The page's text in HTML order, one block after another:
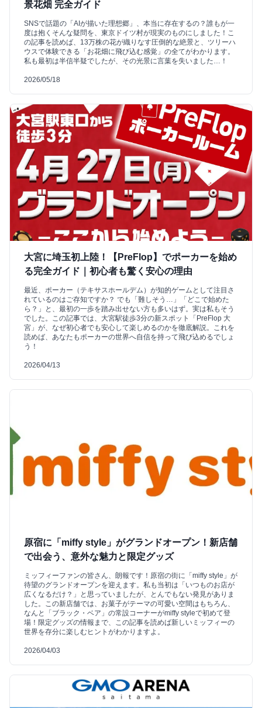
景花畑 完全ガイド
SNSで話題の「AIが描いた理想郷」、本当に存在するの？誰もが一
度は抱くそんな疑問を、東京ドイツ村が現実のものにしました！こ
の記事を読めば、13万株の花が織りなす圧倒的な絶景と、ツリーハ
ウスで体験できる「お花畑に飛び込む感覚」の全てがわかります。
私も最初は半信半疑でしたが、その光景に言葉を失いました…！
2026/05/18
大宮に埼玉初上陸！【PreFlop】でポーカーを始め
る完全ガイド｜初心者も驚く安心の理由
最近、ポーカー（テキサスホールデム）が知的ゲームとして注目さ
れているのはご存知ですか？ でも「難しそう…」「どこで始めた
ら？」と、最初の一歩を踏み出せない方も多いはず。実は私もそう
でした。この記事では、大宮駅徒歩3分の新スポット「PreFlop 大
宮」が、なぜ初心者でも安心して楽しめるのかを徹底解説。これを
読めば、あなたもポーカーの世界へ自信を持って飛び込めるでしょ
う！
2026/04/13
原宿に「miffy style」がグランドオープン！新店舗
で出会う、意外な魅力と限定グッズ
ミッフィーファンの皆さん、朗報です！原宿の街に「miffy style」が
待望のグランドオープンを迎えます。私も当初は「いつものお店が
広くなるだけ？」と思っていましたが、とんでもない発見がありま
した。この新店舗では、お菓子がテーマの可愛い空間はもちろん、
なんと「ブラック・ベア」の常設コーナーがmiffy styleで初めて登
場！限定グッズの情報まで、この記事を読めば新しいミッフィーの
世界を存分に楽しむヒントがわかりますよ。
2026/04/03